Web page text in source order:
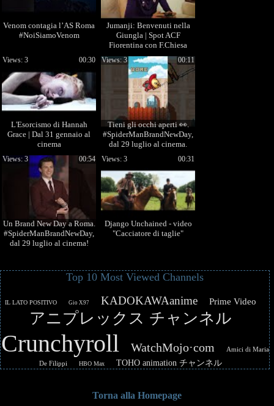
Venom contagia l’AS Roma
#NoiSiamoVenom
Jumanji: Benvenuti nella
Giungla | Spot ACF
Fiorentina con F.Chiesa
L'Esorcismo di Hannah
Grace | Dal 31 gennaio al
cinema
00:30
Views: 3
Tieni gli occhi aperti 👀.
#SpiderManBrandNewDay,
dal 29 luglio al cinema.
00:11
Views: 3
Un Brand New Day a Roma.
#SpiderManBrandNewDay,
dal 29 luglio al cinema!
00:54
Views: 3
Django Unchained - video
"Cacciatore di taglie"
00:31
Views: 3
Top 10 Most Viewed Channels
IL LATO POSITIVO Gio X97 KADOKAWAanime Prime Video
アニプレックス チャンネル
Crunchyroll WatchMojo·com
Amici di Maria
De Filippi
HBO Max TOHO animation チャンネル
Torna alla Homepage